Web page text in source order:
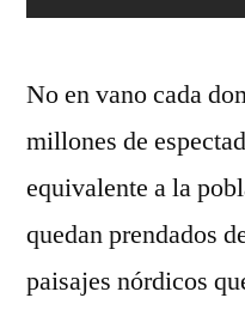
No en vano cada
millones de
equivalente a la
quedan prendados
paisajes nórdicos